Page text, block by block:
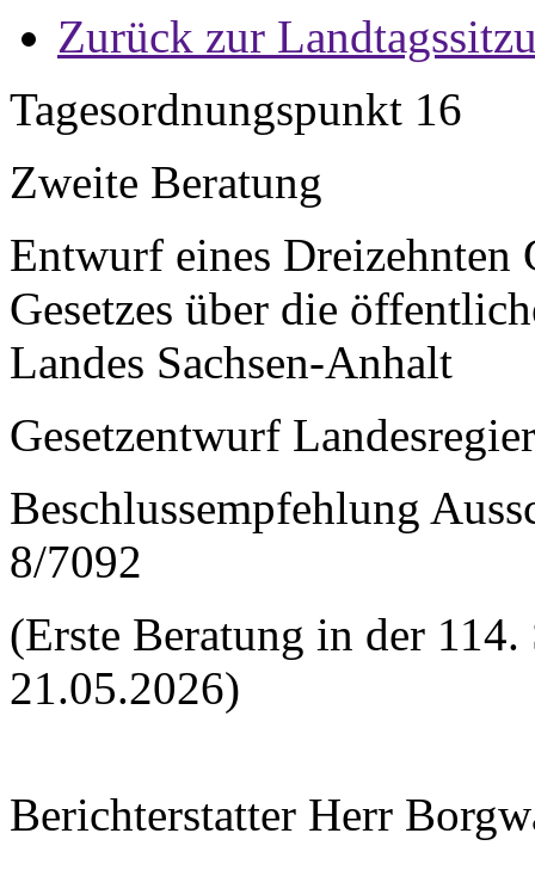
Zurück zur
Tagesordnungspunkt 16
Zweite Beratung
Entwurf eines Dreizehnten
Gesetzes über die
Landes Sachsen-Anhalt
Gesetzentwurf
Beschlussempfehlung
8/7092
(Erste Beratung in der
21.05.2026)
Berichterstatter Herr